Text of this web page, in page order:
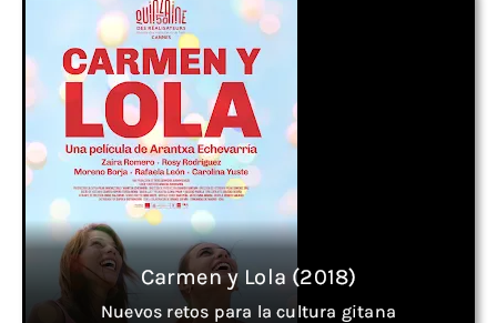
Carmen y Lola (2018)
Nuevos retos para la cultura gitana